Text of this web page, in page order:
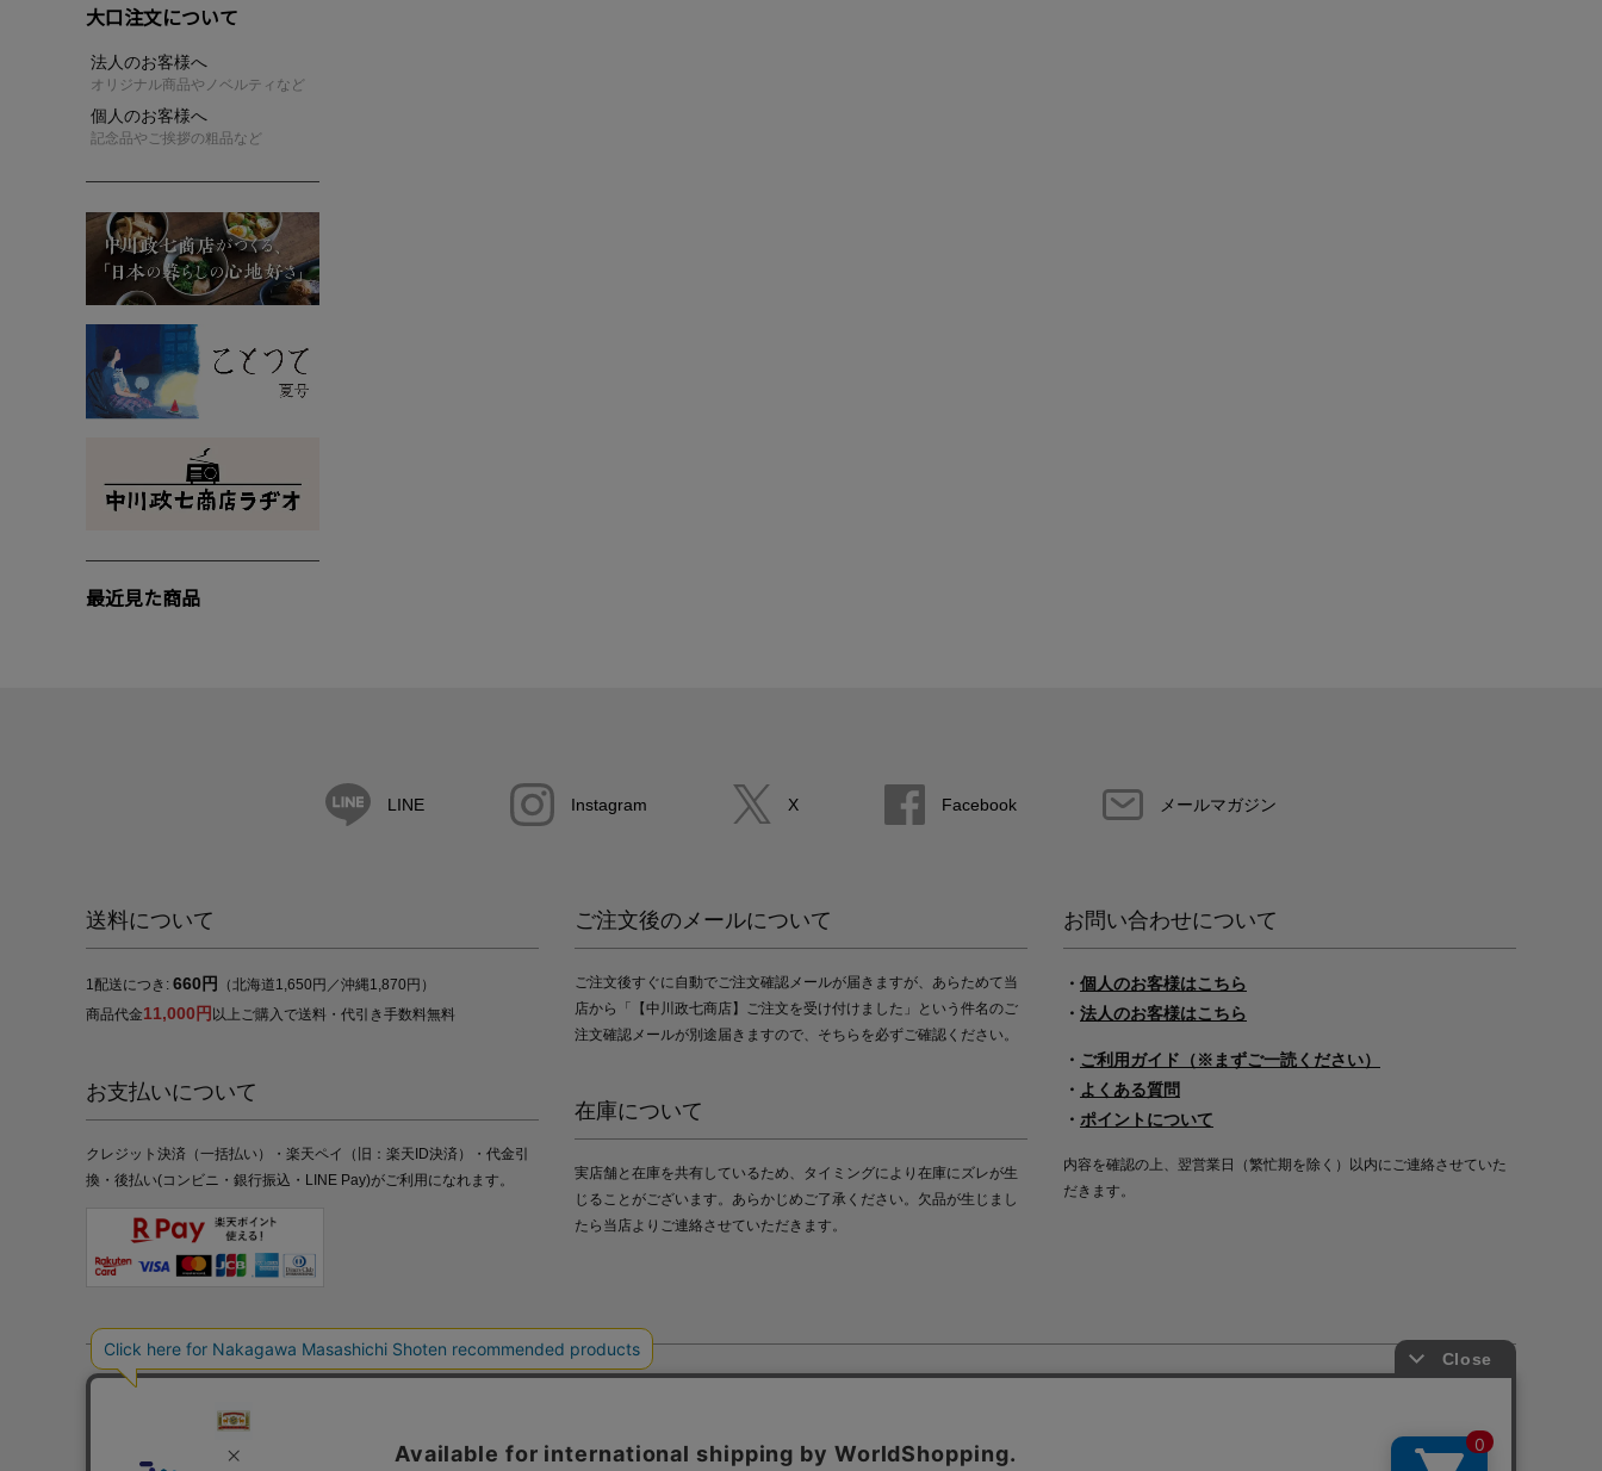
大口注文について
法人のお客様へ
オリジナル商品やノベルティなど
個人のお客様へ
記念品やご挨拶の粗品など
最近見た商品
LINE Instagram X Facebook メールマガジン
送料について
1配送につき: 660円
（北海道1,650円／沖縄1,870円）
商品代金11,000円 以上ご購入で送料・代引き手数料無料
お支払いについて
クレジット決済（一括払い）・楽天ペイ（旧：楽天ID決済）・代金引
換・後払い(コンビニ・銀行振込・LINE Pay)がご利用になれます。
ご注文後のメールについて
ご注文後すぐに自動でご注文確認メールが届きますが、あらためて当
店から「【中川政七商店】ご注文を受け付けました」という件名のご
注文確認メールが別途届きますので、そちらを必ずご確認ください。
在庫について
実店舗と在庫を共有しているため、タイミングにより在庫にズレが生
じることがございます。あらかじめご了承ください。欠品が生じまし
たら当店よりご連絡させていただきます。
お問い合わせについて
・ 個人のお客様はこちら
・ 法人のお客様はこちら
・ ご利用ガイド（※まずご一読ください）
・ よくある質問
・ ポイントについて
内容を確認の上、翌営業日（繁忙期を除く）以内にご連絡させていた
だきます。
プライバシーポリシー